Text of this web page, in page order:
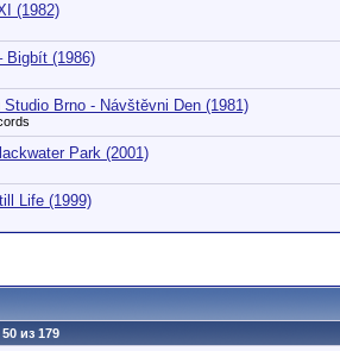
(1982)
Bigbít (1986)
Studio Brno - Návštĕvni Den (1981)
Park (2001)
Life (1999)
из 179